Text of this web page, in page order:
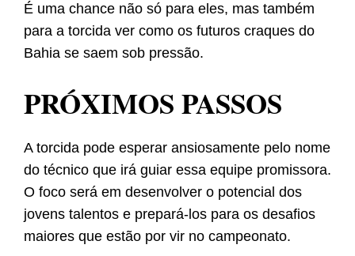
É uma chance não só para eles, mas também
para a torcida ver como os futuros craques do
Bahia se saem sob pressão.
PRÓXIMOS PASSOS
A torcida pode esperar ansiosamente pelo nome
do técnico que irá guiar essa equipe promissora.
O foco será em desenvolver o potencial dos
jovens talentos e prepará-los para os desafios
maiores que estão por vir no campeonato.